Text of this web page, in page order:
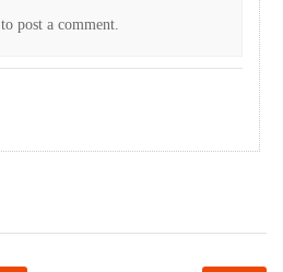
to post a comment.